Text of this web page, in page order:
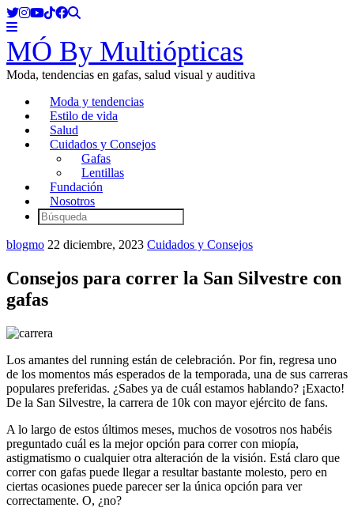
MÓ By Multiópticas
Moda, tendencias en gafas, salud visual y auditiva
Moda y tendencias
Estilo de vida
Salud
Cuidados y Consejos
Gafas
Lentillas
Fundación
Nosotros
blogmo 22 diciembre, 2023 Cuidados y Consejos
Consejos para correr la San Silvestre con
gafas
Los amantes del running están de celebración. Por fin, regresa uno
de los momentos más esperados de la temporada, una de sus carreras
populares preferidas. ¿Sabes ya de cuál estamos hablando? ¡Exacto!
De la San Silvestre, la carrera de 10k con mayor ejército de fans.
A lo largo de estos últimos meses, muchos de vosotros nos habéis
preguntado cuál es la mejor opción para correr con miopía,
astigmatismo o cualquier otra alteración de la visión. Está claro que
correr con gafas puede llegar a resultar bastante molesto, pero en
ciertas ocasiones puede parecer ser la única opción para ver
correctamente. O, ¿no?